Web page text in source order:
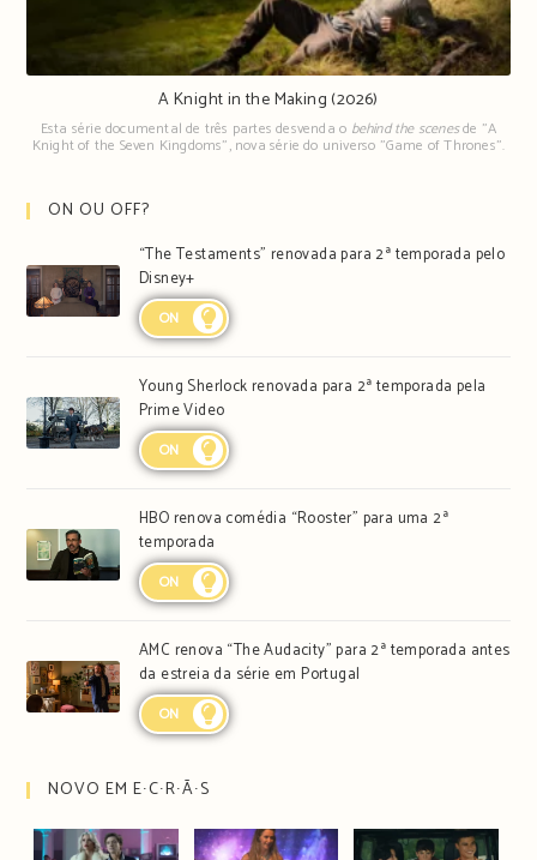
A Knight in the Making (2026)
Esta série documental de três partes desvenda o behind the scenesde "A
Knight of the Seven Kingdoms", nova série do universo "Game of Thrones".
ON OU OFF?
“The Testaments” renovada para 2ª temporada pelo
Disney+
ON
Young Sherlock renovada para 2ª temporada pela
Prime Video
ON
HBO renova comédia “Rooster” para uma 2ª
temporada
ON
AMC renova “The Audacity” para 2ª temporada antes
da estreia da série em Portugal
ON
NOVO EM E∙C∙R∙Ã∙S